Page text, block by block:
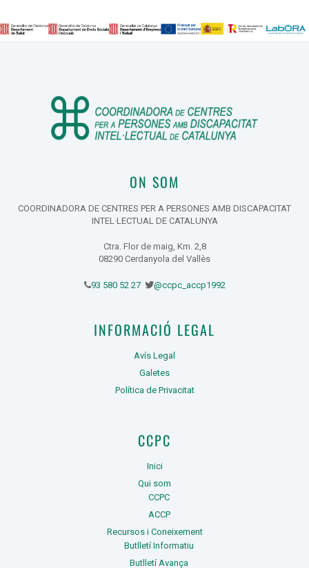
ON SOM
COORDINADORA DE CENTRES PER A PERSONES AMB DISCAPACITAT
INTEL·LECTUAL DE CATALUNYA
Ctra. Flor de maig, Km. 2,8
08290 Cerdanyola del Vallès
93 580 52 27 @ccpc_accp1992
INFORMACIÓ LEGAL
Avís Legal
Galetes
Política de Privacitat
CCPC
Inici
Qui som
CCPC
ACCP
Recursos i Coneixement
Butlletí Informatiu
Butlletí Avança